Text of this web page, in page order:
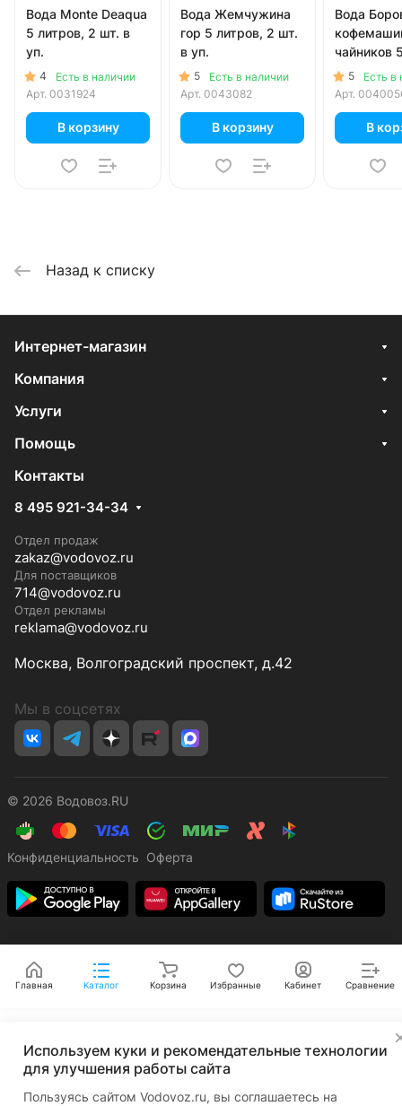
Вода Monte Deaqua
5 литров, 2 шт. в
уп.
4
Есть в наличии
Арт. 0031924
В корзину
Вода Жемчужина
гор 5 литров, 2 шт.
в уп.
5
Есть в наличии
Арт. 0043082
В корзину
Вода
чайников
2 шт. в уп.
5
Есть в
Арт.
В
Назад к списку
Интернет-магазин
Компания
Услуги
Помощь
Контакты
8 495 921-34-34
Отдел продаж
zakaz@vodovoz.ru
Для поставщиков
714@vodovoz.ru
Отдел рекламы
reklama@vodovoz.ru
Москва, Волгоградский проспект, д.42
Мы в соцсетях
© 2026 Водовоз.RU
Конфиденциальность Оферта
Главная Каталог Корзина Избранные Кабинет Сравнение
Используем куки и рекомендательные технологии
для улучшения работы сайта
Пользуясь сайтом Vodovoz.ru, вы соглашаетесь на